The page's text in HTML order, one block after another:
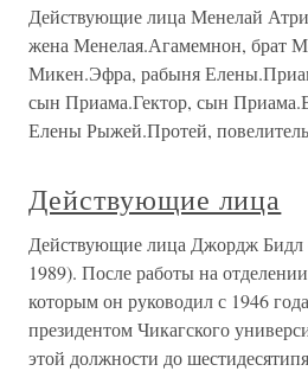
Действующие лица Менелай
жена Менелая.Агамемнон, брат
Микен.Эфра, рабыня
сын Приама.Гектор, сын
Елены Рыжей.Протей,
Действующие лица
Действующие лица Джордж Бидл
1989). После работы на
которым он руководил с 1946
президентом Чикагского
этой должности до